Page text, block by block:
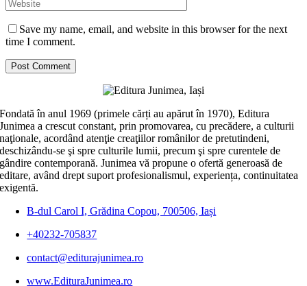
Save my name, email, and website in this browser for the next
time I comment.
Fondată în anul 1969 (primele cărți au apărut în 1970), Editura
Junimea a crescut constant, prin promovarea, cu precădere, a culturii
naţionale, acordând atenţie creaţiilor românilor de pretutindeni,
deschizându-se şi spre culturile lumii, precum şi spre curentele de
gândire contemporană. Junimea vă propune o ofertă generoasă de
editare, având drept suport profesionalismul, experiența, continuitatea
exigentă.
B-dul Carol I, Grădina Copou, 700506, Iași
+40232-705837
contact@editurajunimea.ro
www.EdituraJunimea.ro